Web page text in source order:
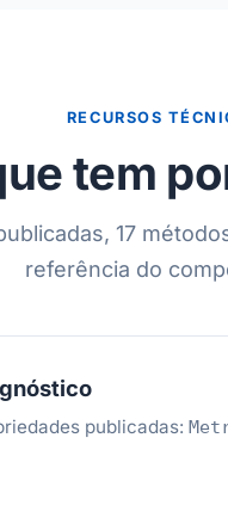
RECURSOS
tem
17
referência do
publicadas: